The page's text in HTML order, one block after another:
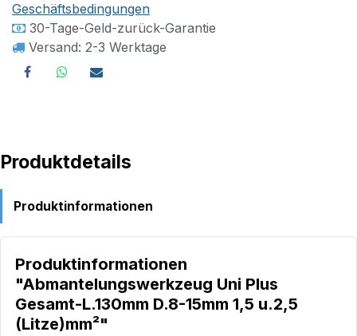
Geschäftsbedingungen
30-Tage-Geld-zurück-Garantie
Versand: 2-3 Werktage
Produktdetails
Produktinformationen
Produktinformationen
"Abmantelungswerkzeug Uni Plus
Gesamt-L.130mm D.8-15mm 1,5 u.2,5
(Litze)mm²"